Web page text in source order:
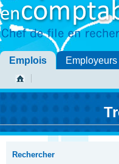
Emplois Employeurs
Rechercher